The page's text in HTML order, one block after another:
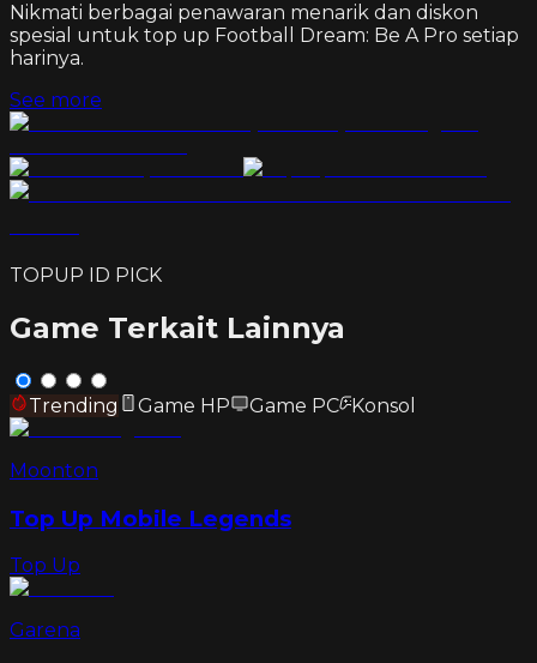
Nikmati berbagai penawaran menarik dan diskon
spesial untuk top up Football Dream: Be A Pro setiap
harinya.
See more
TOPUP ID PICK
Game Terkait Lainnya
Trending Game HP Game PC Konsol
Moonton
Top Up Mobile Legends
Top Up
Garena